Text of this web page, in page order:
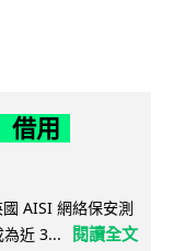
用
AISI 網絡保安測
近 3...
閱讀全文